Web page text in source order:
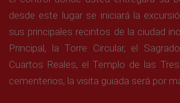
desde este lugar se iniciará la
sus principales recintos de la ciudad
Principal, la Torre Circular, el
Cuartos Reales, el Templo de las
cementerios, la visita guiada será por